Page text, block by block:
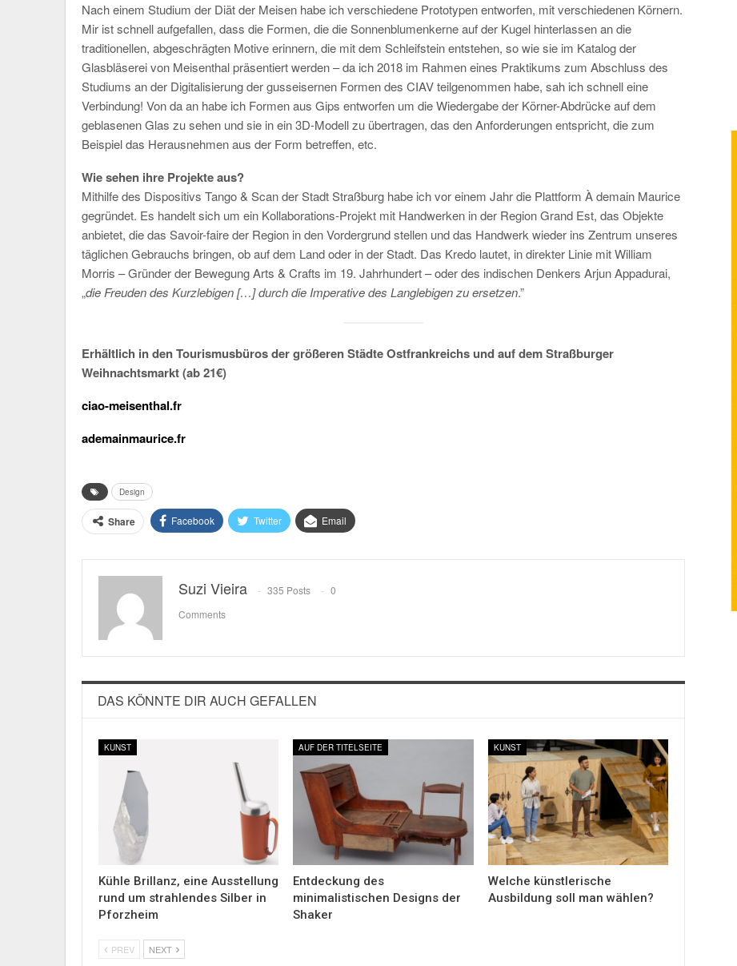
Nach einem Studium der Diät der Meisen habe ich verschiedene Prototypen entworfen, mit verschiedenen Körnern.
Mir ist schnell aufgefallen, dass die Formen, die die Sonnenblumenkerne auf der Kugel hinterlassen an die
traditionellen, abgeschrägten Motive erinnern, die mit dem Schleifstein entstehen, so wie sie im Katalog der
Glasbläserei von Meisenthal präsentiert werden – da ich 2018 im Rahmen eines Praktikums zum Abschluss des
Studiums an der Digitalisierung der gusseisernen Formen des CIAV teilgenommen habe, sah ich schnell eine
Verbindung! Von da an habe ich Formen aus Gips entworfen um die Wiedergabe der Körner-Abdrücke auf dem
geblasenen Glas zu sehen und sie in ein 3D-Modell zu übertragen, das den Anforderungen entspricht, die zum
Beispiel das Herausnehmen aus der Form betreffen, etc.
Wie sehen ihre Projekte aus?
Mithilfe des Dispositivs Tango & Scan der Stadt Straßburg habe ich vor einem Jahr die Plattform À demain Maurice
gegründet. Es handelt sich um ein Kollaborations-Projekt mit Handwerken in der Region Grand Est, das Objekte
anbietet, die das Savoir-faire der Region in den Vordergrund stellen und das Handwerk wieder ins Zentrum unseres
täglichen Gebrauchs bringen, ob auf dem Land oder in der Stadt. Das Kredo lautet, in direkter Linie mit William
Morris – Gründer der Bewegung Arts & Crafts im 19. Jahrhundert – oder des indischen Denkers Arjun Appadurai,
„die Freuden des Kurzlebigen […] durch die Imperative des Langlebigen zu ersetzen.”
Erhältlich in den Tourismusbüros der größeren Städte Ostfrankreichs und auf dem Straßburger
Weihnachtsmarkt (ab 21€)
ciao-meisenthal.fr
ademainmaurice.fr
Design
Share Facebook Twitter Email
Suzi Vieira 335 Posts
0
Comments
DAS KÖNNTE DIR AUCH GEFALLEN
KUNST
Kühle Brillanz, eine Ausstellung
rund um strahlendes Silber in
Pforzheim
AUF DER TITELSEITE
Entdeckung des
minimalistischen Designs der
Shaker
KUNST
Welche künstlerische
Ausbildung soll man wählen?
PREV NEXT